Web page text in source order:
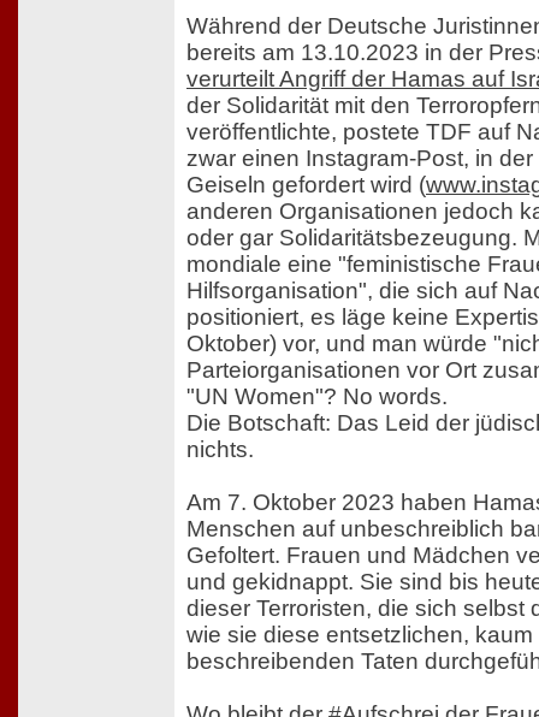
Während der Deutsche
bereits am 13.10.2023 in der
verurteilt Angriff der Hamas auf
der Solidarität mit den
veröffentlichte, postete TDF auf
zwar einen Instagram-Post, in
Geiseln gefordert wird (
anderen Organisationen jedoch
oder gar Solidaritätsbezeugung.
mondiale eine "feministische
Hilfsorganisation", die sich auf
positioniert, es läge keine
Oktober) vor, und man würde
Parteiorganisationen vor Ort
"UN Women"? No words.
Die Botschaft: Das Leid der
nichts.
Am 7. Oktober 2023 haben
Menschen auf unbeschreiblich
Gefoltert. Frauen und Mädchen
und gekidnappt. Sie sind bis
dieser Terroristen, die sich selbst
wie sie diese entsetzlichen,
beschreibenden Taten